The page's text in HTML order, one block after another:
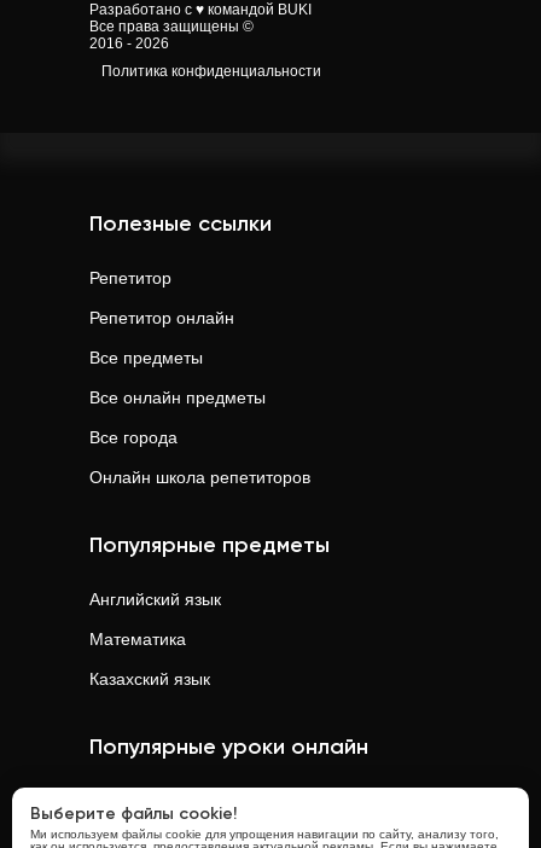
Разработано с ♥ командой BUKI
Все права защищены ©
2016 - 2026
Политика конфиденциальности
Полезные ссылки
Репетитор
Репетитор онлайн
Все предметы
Все онлайн предметы
Все города
Онлайн школа репетиторов
Популярные предметы
Английский язык
Математика
Казахский язык
Популярные уроки онлайн
Физикаонлайн
Выберите файлы cookie!
Ми используем файлы cookie для упрощения навигации по сайту, анализу того,